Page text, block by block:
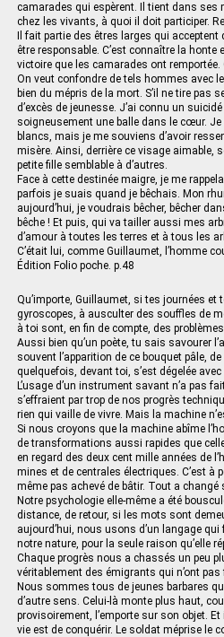
camarades qui espèrent. Il tient dans ses
chez les vivants, à quoi il doit participer.
Il fait partie des êtres larges qui
être responsable. C’est connaître la honte
victoire que les camarades ont remportée.
On veut confondre de tels hommes avec
bien du mépris de la mort. S’il ne tire pas
d’excès de jeunesse. J’ai connu un
soigneusement une balle dans le cœur.
blancs, mais je me souviens d’avoir
misère. Ainsi, derrière ce visage aimable,
petite fille semblable à d’autres.
Face à cette destinée maigre, je me
parfois je suais quand je bêchais. Mon
aujourd’hui, je voudrais bêcher, bêcher
bêche ! Et puis, qui va tailler aussi mes
d’amour à toutes les terres et à tous les
C’était lui, comme Guillaumet, l’homme
Édition Folio poche. p.48
Qu’importe, Guillaumet, si tes journées
gyroscopes, à ausculter des souffles de
à toi sont, en fin de compte, des
Aussi bien qu’un poète, tu sais savourer
souvent l’apparition de ce bouquet pâle,
quelquefois, devant toi, s’est dégelée
L’usage d’un instrument savant n’a pas
s’effraient par trop de nos progrès
rien qui vaille de vivre. Mais la machine
Si nous croyons que la machine abîme
de transformations aussi rapides que
en regard des deux cent mille années de
mines et de centrales électriques. C’est à
même pas achevé de bâtir. Tout a
Notre psychologie elle-même a été
distance, de retour, si les mots sont
aujourd’hui, nous usons d’un langage
notre nature, pour la seule raison qu’elle
Chaque progrès nous a chassés un peu
véritablement des émigrants qui n’ont pas
Nous sommes tous de jeunes barbares
d’autre sens. Celui-là monte plus haut,
provisoirement, l’emporte sur son objet.
vie est de conquérir. Le soldat méprise le